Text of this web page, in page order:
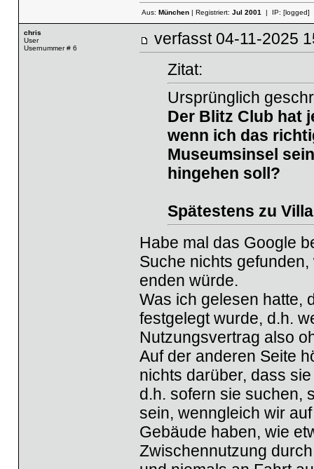
Aus: München| Registriert: Jul 2001| IP: [logged]
chris
User
Usernummer # 6
verfasst 04-11-
Zitat:
Ursprünglich
Der Blitz Club hat
wenn ich das
Museumsinsel
hingehen soll?
Spätestens zu
Habe mal das Google
Suche nichts
enden würde.
Was ich gelesen hatte,
festgelegt wurde, d.h.
Nutzungsvertrag also
Auf der anderen Seite
nichts darüber, dass
d.h. sofern sie suchen,
sein, wenngleich wir
Gebäude haben, wie
Zwischennutzung